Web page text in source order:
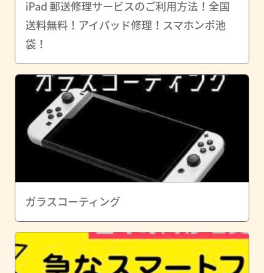
iPad 郵送修理サービスのご利用方法！全国
送料無料！アイパッド修理！スマホンポ池
袋！
ガラスコーティング